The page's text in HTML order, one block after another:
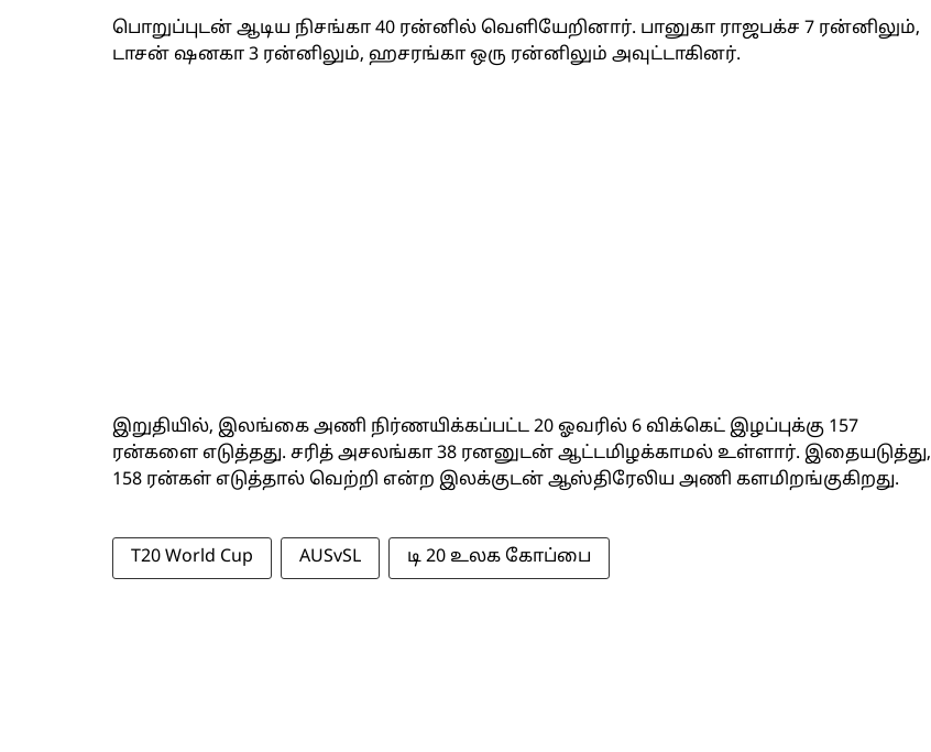
பொறுப்புடன் ஆடிய நிசங்கா 40 ரன்னில் வெளியேறினார். பானுகா ராஜபக்ச 7 ரன்னிலும்,
டாசன் ஷனகா 3 ரன்னிலும், ஹசரங்கா ஒரு ரன்னிலும் அவுட்டாகினர்.
இறுதியில், இலங்கை அணி நிர்ணயிக்கப்பட்ட 20 ஓவரில் 6 விக்கெட் இழப்புக்கு 157
ரன்களை எடுத்தது. சரித் அசலங்கா 38 ரனனுடன் ஆட்டமிழக்காமல் உள்ளார். இதையடுத்து,
158 ரன்கள் எடுத்தால் வெற்றி என்ற இலக்குடன் ஆஸ்திரேலிய அணி களமிறங்குகிறது.
T20 World Cup AUSvSL டி 20 உலக கோப்பை